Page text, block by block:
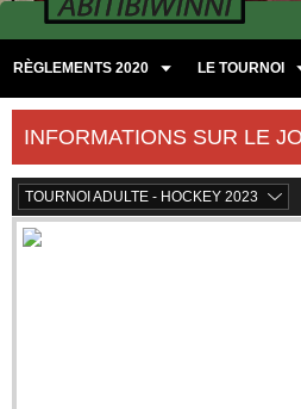
RÈGLEMENTS 2020 LE TOURNOI
INFORMATIONS SUR LE
TOURNOI ADULTE - HOCKEY 2023